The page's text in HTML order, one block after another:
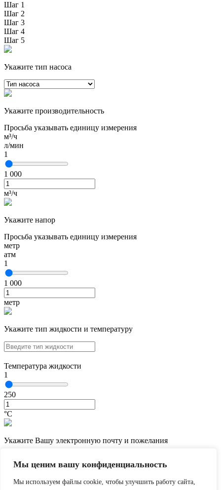
Мы ценим вашу конфиденциальность
Мы используем файлы cookie, чтобы улучшить работу сайта,
Шаг 1
Шаг 2
Шаг 3
Шаг 4
Шаг 5
Укажите тип насоса
Укажите производительность
Просьба указывать единицу измерения
м³/ч
л/мин
1
1 000
м³/ч
Укажите напор
Просьба указывать единицу измерения
метр
атм
1
1 000
метр
Укажите тип жидкости и температуру
Температура жидкости
1
250
°С
Укажите Вашу электронную почту и пожелания